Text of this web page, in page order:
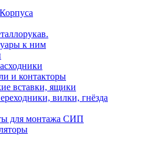
к ним
и контакторы
вставки, ящики
вилки, гнёзда
для монтажа СИП